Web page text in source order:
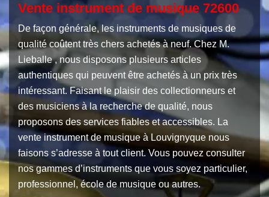
Vente instrument de musique 72600
De façon générale, les instruments de musiques de
qualité coûtent très chers achetés à neuf. Chez M.
Lieballe , nous disposons plusieurs articles
authentiques qui peuvent être achetés à un prix très
intéressant. Faisant le plaisir des collectionneurs et
des musiciens à la recherche de qualité, nous
proposons des services fiables et accessibles. La
vente instrument de musique à Louvignyque nous
faisons s’adresse à tout client. Vous pouvez consulter
nos gammes d’instruments que vous soyez particulier,
professionnel, école de musique ou autres.